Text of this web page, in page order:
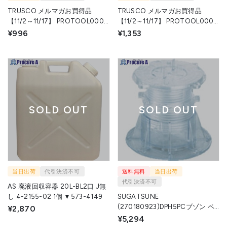
TRUSCO メルマガお買得品
【11/2～11/17】 PROTOOL0006
1S トラスコ中山(株) ▼601-9494
¥996
TRUSCO メルマガお買得品
【11/2～11/17】 PROTOOL0005
1S トラスコ中山(株) ▼601-9495
¥1,353
SOLD OUT
当日出荷 代引決済不可
AS 廃液回収容器 20L-BL2口 J無
し 4-2155-02 1個 ▼573-4149
¥2,870
SOLD OUT
送料無料
当日出荷
代引決済不可
SUGATSUNE
(270180923)DPH5PCブゾン ペ
デスタルシステム※在庫限り
¥5,294